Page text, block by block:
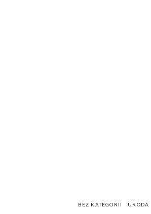
BEZ KATEGORII URODA